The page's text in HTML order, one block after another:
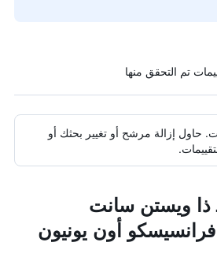
حاول إزالة مرشح أو تغيير بحثك أو
ذا ويستن سانت
أون يونيون